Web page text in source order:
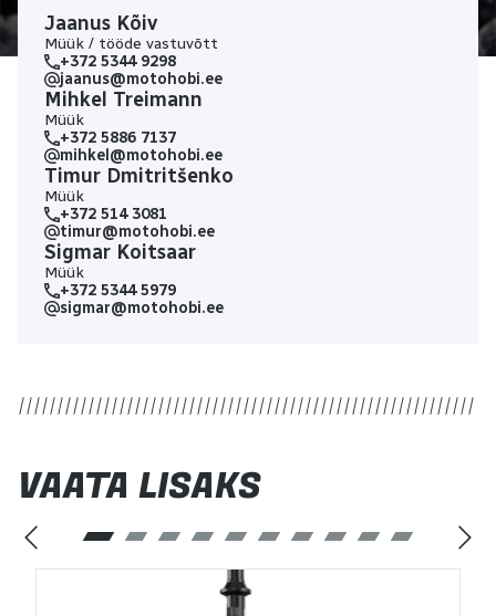
Jaanus Kõiv
Müük / tööde vastuvõtt
+372 5344 9298
jaanus@motohobi.ee
Mihkel Treimann
Müük
+372 5886 7137
mihkel@motohobi.ee
Timur Dmitritšenko
Müük
+372 514 3081
timur@motohobi.ee
Sigmar Koitsaar
Müük
+372 5344 5979
sigmar@motohobi.ee
VAATA LISAKS